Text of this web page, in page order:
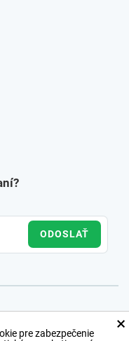
ODOSLAŤ
×
pre zabezpečenie